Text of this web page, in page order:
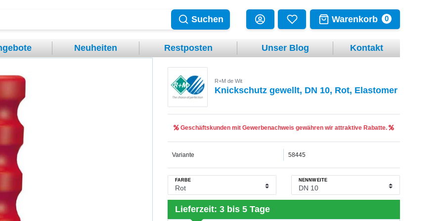
Warenkorb 0
Suchen
Neuheiten Restposten Unser Blog Kontakt
R+M de Wit
Knickschutz gewellt, DN 10, Rot, Elastomer
Geschäftskunden mit Gewerbenachweis gewähren wir attraktive Rabatte.
Variante 58445
FARBE NENNWEITE
Lieferzeit: 3 bis 5 Tage